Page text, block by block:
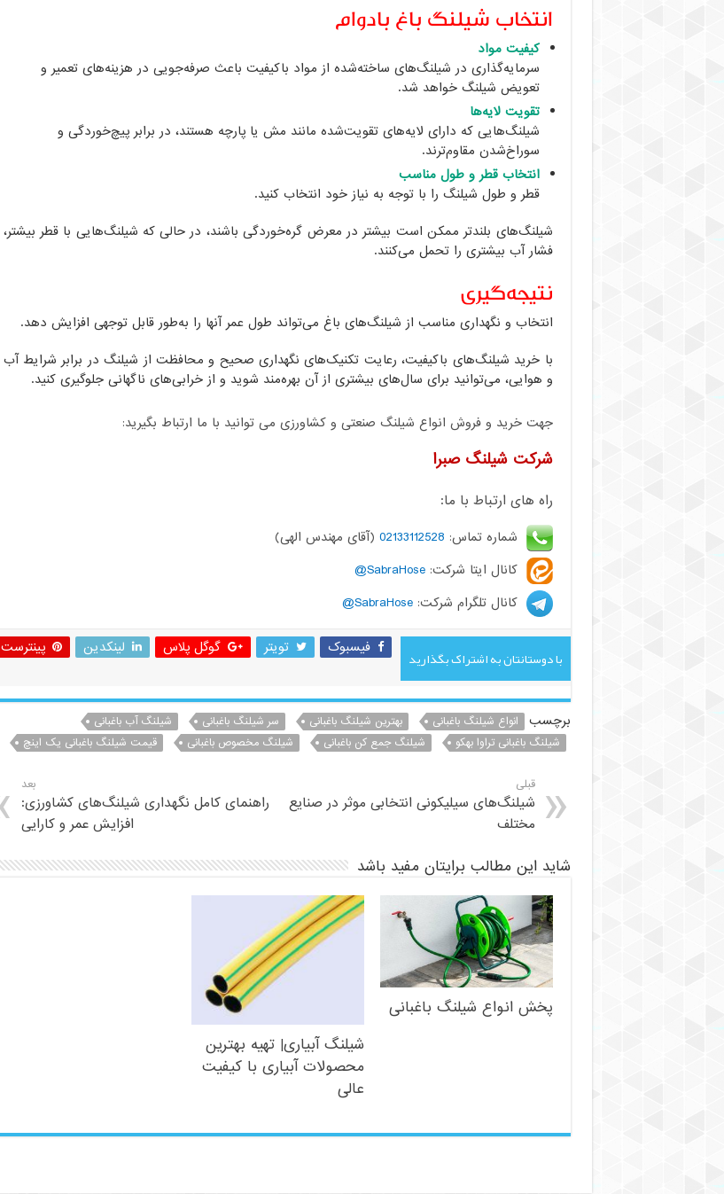
انتخاب شیلنگ باغ بادوام
کیفیت مواد
سرمایه‌گذاری در شیلنگ‌های ساخته‌شده از مواد باکیفیت باعث صرفه‌جویی در هزینه‌های تعمیر و
تعویض شیلنگ خواهد شد.
تقویت لایه‌ها
شیلنگ‌هایی که دارای لایه‌های تقویت‌شده مانند مش یا پارچه هستند، در برابر پیچ‌خوردگی و
سوراخ‌شدن مقاوم‌ترند.
انتخاب قطر و طول مناسب
قطر و طول شیلنگ را با توجه به نیاز خود انتخاب کنید.
شیلنگ‌های بلندتر ممکن است بیشتر در معرض گره‌خوردگی باشند، در حالی که شیلنگ‌هایی با قطر بیشتر،
فشار آب بیشتری را تحمل می‌کنند.
نتیجه‌گیری
انتخاب و نگهداری مناسب از شیلنگ‌های باغ می‌تواند طول عمر آنها را به‌طور قابل توجهی افزایش دهد.
با خرید شیلنگ‌های باکیفیت، رعایت تکنیک‌های نگهداری صحیح و محافظت از شیلنگ در برابر شرایط آب
و هوایی، می‌توانید برای سال‌های بیشتری از آن بهره‌مند شوید و از خرابی‌های ناگهانی جلوگیری کنید.
جهت خرید و فروش انواع شیلنگ صنعتی و کشاورزی می توانید با ما ارتباط بگیرید:
شرکت شیلنگ صبرا
راه های ارتباط با ما:
شماره تماس: 02133112528 (آقای مهندس الهی)
کانال ایتا شرکت:SabraHose@
کانال تلگرام شرکت:SabraHose@
با دوستانتان به اشتراک بگذارید فیسبوک تویتر گوگل پلاس لینکدین پینترست
برچسب انواع شیلنگ باغبانی بهترین شیلنگ باغبانی سر شیلنگ باغبانی
شیلنگ آب باغبانی
شیلنگ باغبانی تراوا بهکو
شیلنگ جمع کن باغبانی شیلنگ مخصوص باغبانی قیمت شیلنگ باغبانی یک اینچ
قبلی
شیلنگ‌های سیلیکونی انتخابی موثر در صنایع
مختلف
بعد
راهنمای کامل نگهداری شیلنگ‌های کشاورزی:
افزایش عمر و کارایی
شاید این مطالب برایتان مفید باشد
پخش انواع شیلنگ باغبانی
شیلنگ آبیاری| تهیه بهترین
محصولات آبیاری با کیفیت
عالی